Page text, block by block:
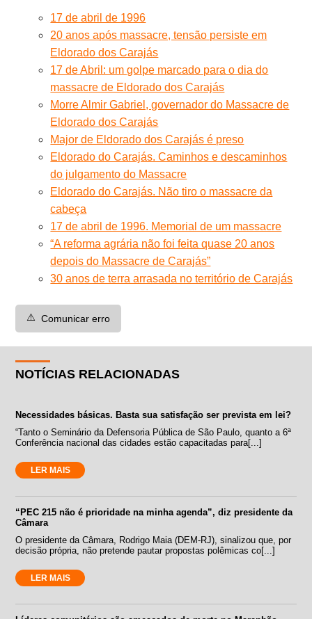
17 de abril de 1996
20 anos após massacre, tensão persiste em
Eldorado dos Carajás
17 de Abril: um golpe marcado para o dia do
massacre de Eldorado dos Carajás
Morre Almir Gabriel, governador do Massacre de
Eldorado dos Carajás
Major de Eldorado dos Carajás é preso
Eldorado do Carajás. Caminhos e descaminhos
do julgamento do Massacre
Eldorado do Carajás. Não tiro o massacre da
cabeça
17 de abril de 1996. Memorial de um massacre
“A reforma agrária não foi feita quase 20 anos
depois do Massacre de Carajás”
30 anos de terra arrasada no território de Carajás
⚠️ Comunicar erro
NOTÍCIAS RELACIONADAS
Necessidades básicas. Basta sua satisfação ser prevista em lei?
“Tanto o Seminário da Defensoria Pública de São Paulo, quanto a 6ª
Conferência nacional das cidades estão capacitadas para[...]
LER MAIS
“PEC 215 não é prioridade na minha agenda”, diz presidente da
Câmara
O presidente da Câmara, Rodrigo Maia (DEM-RJ), sinalizou que, por
decisão própria, não pretende pautar propostas polêmicas co[...]
LER MAIS